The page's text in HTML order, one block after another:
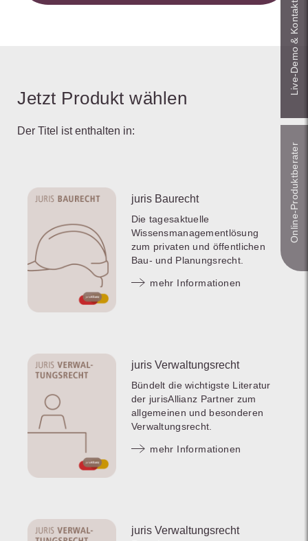
Jetzt Produkt wählen
Der Titel ist enthalten in:
juris Baurecht
Die tagesaktuelle
Wissensmanagementlösung
zum privaten und öffentlichen
Bau- und Planungsrecht.
mehr Informationen
juris Verwaltungsrecht
Bündelt die wichtigste Literatur
der jurisAllianz Partner zum
allgemeinen und besonderen
Verwaltungsrecht.
mehr Informationen
juris Verwaltungsrecht
Live‑Demo & Kontakt
Online-Produkt­berater